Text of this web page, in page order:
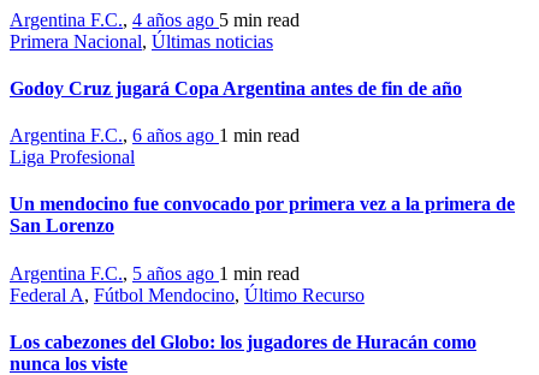
Argentina F.C., 4 años ago 5 min read
Primera Nacional, Últimas noticias
Godoy Cruz jugará Copa Argentina antes de fin de año
Argentina F.C., 6 años ago 1 min read
Liga Profesional
Un mendocino fue convocado por primera vez a la primera de
San Lorenzo
Argentina F.C., 5 años ago 1 min read
Federal A, Fútbol Mendocino, Último Recurso
Los cabezones del Globo: los jugadores de Huracán como
nunca los viste